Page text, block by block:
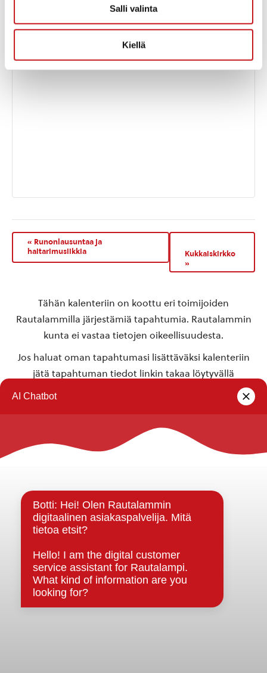
Salli valinta
Kiellä
« Runonlausuntaa ja
haitarimusiikkia
Kukkaiskirkko
»
Tähän kalenteriin on koottu eri toimijoiden
Rautalammilla järjestämiä tapahtumia. Rautalammin
kunta ei vastaa tietojen oikeellisuudesta.
Jos haluat oman tapahtumasi lisättäväksi kalenteriin
jätä tapahtuman tiedot linkin takaa löytyvällä
Rautalammin kunta
Strategiat, ohjelmat, ohjeet, suunnitelmat, säännöt ja
sopimukset
Asiakirjajulkisuuskuvaus
Evästeet
Saavutettavuusseloste
Tietosuoja
Tietosuojaselosteet